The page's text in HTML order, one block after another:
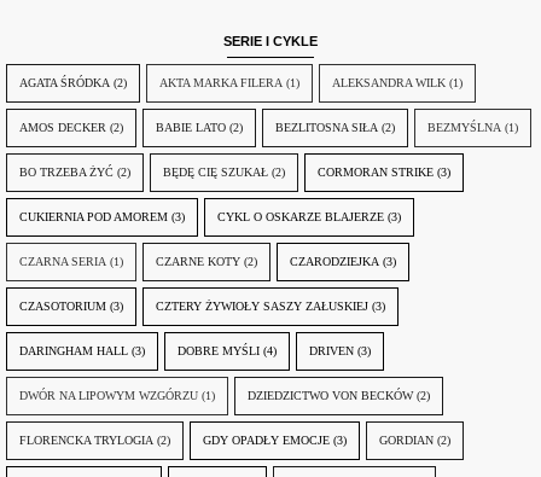
SERIE I CYKLE
AGATA ŚRÓDKA (2) AKTA MARKA FILERA (1) ALEKSANDRA WILK (1)
AMOS DECKER (2) BABIE LATO (2) BEZLITOSNA SIŁA (2) BEZMYŚLNA (1)
BO TRZEBA ŻYĆ (2) BĘDĘ CIĘ SZUKAŁ (2) CORMORAN STRIKE (3)
CUKIERNIA POD AMOREM (3) CYKL O OSKARZE BLAJERZE (3)
CZARNA SERIA (1) CZARNE KOTY (2) CZARODZIEJKA (3)
CZASOTORIUM (3) CZTERY ŻYWIOŁY SASZY ZAŁUSKIEJ (3)
DARINGHAM HALL (3) DOBRE MYŚLI (4) DRIVEN (3)
DWÓR NA LIPOWYM WZGÓRZU (1) DZIEDZICTWO VON BECKÓW (2)
FLORENCKA TRYLOGIA (2) GDY OPADŁY EMOCJE (3) GORDIAN (2)